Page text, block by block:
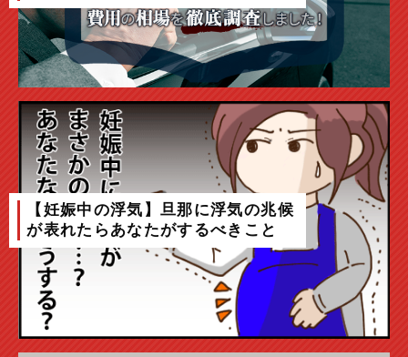
【妊娠中の浮気】旦那に浮気の兆候
が表れたらあなたがするべきこと